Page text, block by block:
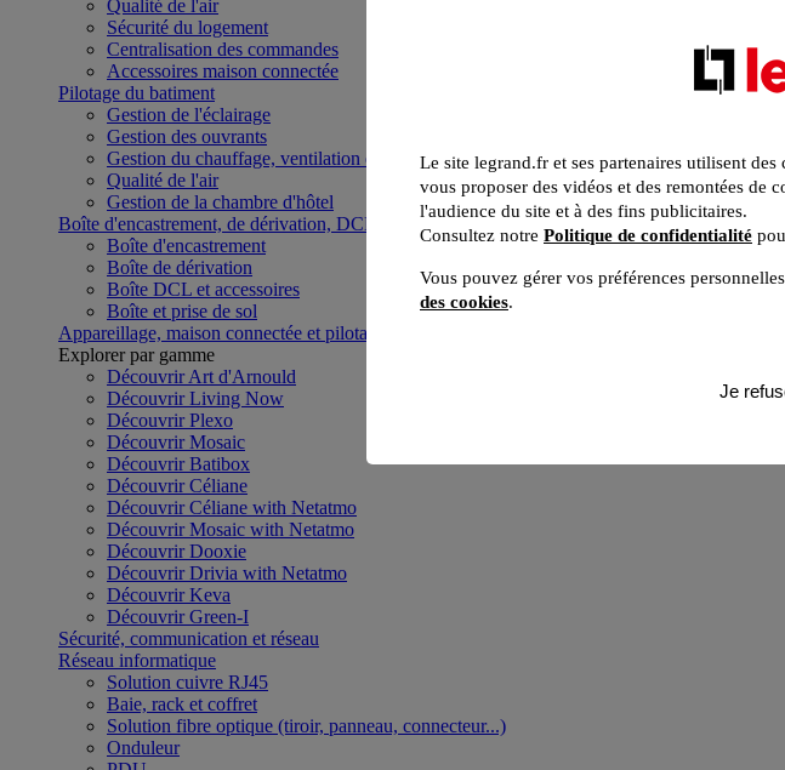
Qualité de l'air
Sécurité du logement
Centralisation des commandes
Accessoires maison connectée
Pilotage du batiment
Gestion de l'éclairage
Gestion des ouvrants
Gestion du chauffage, ventilation et climatisation
Qualité de l'air
Gestion de la chambre d'hôtel
Boîte d'encastrement, de dérivation, DCL et boîte de sol
Boîte d'encastrement
Boîte de dérivation
Boîte DCL et accessoires
Boîte et prise de sol
Appareillage, maison connectée et pilotage du bâtiment
Explorer par gamme
Découvrir Art d'Arnould
Découvrir Living Now
Découvrir Plexo
Découvrir Mosaic
Découvrir Batibox
Découvrir Céliane
Découvrir Céliane with Netatmo
Découvrir Mosaic with Netatmo
Découvrir Dooxie
Découvrir Drivia with Netatmo
Découvrir Keva
Découvrir Green-I
Sécurité, communication et réseau
Réseau informatique
Solution cuivre RJ45
Baie, rack et coffret
Solution fibre optique (tiroir, panneau, connecteur...)
Onduleur
Le site legrand.fr et ses partenaires utilisent
vous proposer des vidéos et des remontées de
l'audience du site et à des fins publicitaires.
Consultez notre Politique de confidentialité
Vous pouvez gérer vos préférences
des cookies.
Je